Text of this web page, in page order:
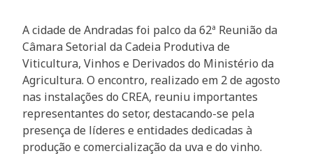
A cidade de Andradas foi palco da 62ª Reunião da
Câmara Setorial da Cadeia Produtiva de
Viticultura, Vinhos e Derivados do Ministério da
Agricultura. O encontro, realizado em 2 de agosto
nas instalações do CREA, reuniu importantes
representantes do setor, destacando-se pela
presença de líderes e entidades dedicadas à
produção e comercialização da uva e do vinho.